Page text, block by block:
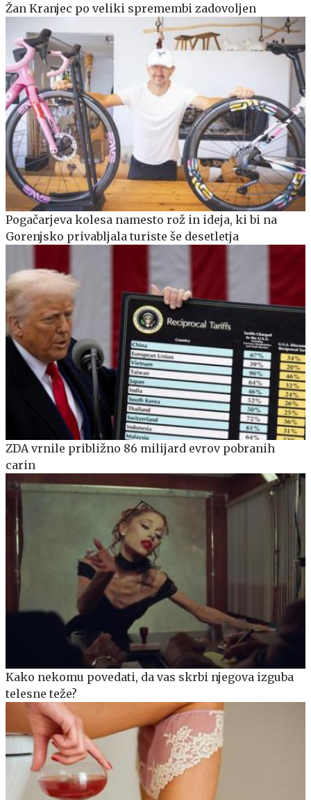
Žan Kranjec po veliki spremembi zadovoljen
Pogačarjeva kolesa namesto rož in ideja, ki bi na
Gorenjsko privabljala turiste še desetletja
ZDA vrnile približno 86 milijard evrov pobranih
carin
Kako nekomu povedati, da vas skrbi njegova izguba
telesne teže?